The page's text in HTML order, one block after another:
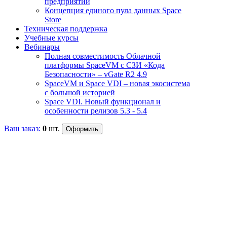
Концепция единого пула данных Space
Store
Техническая поддержка
Учебные курсы
Вебинары
Полная совместимость Облачной
платформы SpaceVM с СЗИ «Кода
Безопасности» – vGate R2 4.9
SpaceVM и Space VDI – новая экосистема
с большой историей
Space VDI. Новый функционал и
особенности релизов 5.3 - 5.4
Ваш заказ: 0 шт.